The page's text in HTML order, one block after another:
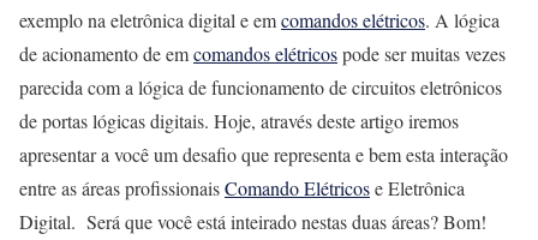
exemplo na eletrônica digital e emcomandos elétricos. A lógica
de acionamento de emcomandos elétricospode ser muitas vezes
parecida com a lógica de funcionamento de circuitos eletrônicos
de portas lógicas digitais. Hoje, através deste artigo iremos
apresentar a você um desafio que representa e bem esta interação
entre as áreas profissionaisComando Elétricose Eletrônica
Digital. Será que você está inteirado nestas duas áreas? Bom!